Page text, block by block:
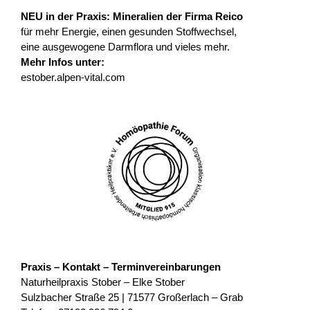
NEU in der Praxis: Mineralien der Firma Reico
für mehr Energie, einen gesunden Stoffwechsel,
eine ausgewogene Darmflora und vieles mehr.
Mehr Infos unter:
estober.alpen-vital.com
Praxis – Kontakt – Terminvereinbarungen
Naturheilpraxis Stober – Elke Stober
Sulzbacher Straße 25 | 71577 Großerlach – Grab